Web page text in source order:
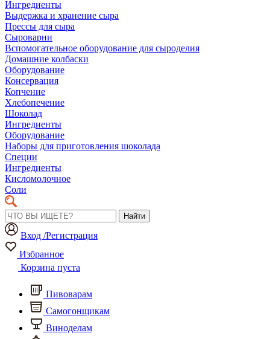
Ингредиенты
Выдержка и хранение сыра
Прессы для сыра
Сыроварни
Вспомогательное оборудование для сыроделия
Домашние колбаски
Оборудование
Консервация
Копчение
Хлебопечение
Шоколад
Ингредиенты
Оборудование
Наборы для приготовления шоколада
Специи
Ингредиенты
Кисломолочное
Соли
Найти
Вход /Регистрация
Избранное
Корзина пуста
Пивоварам
Самогонщикам
Виноделам